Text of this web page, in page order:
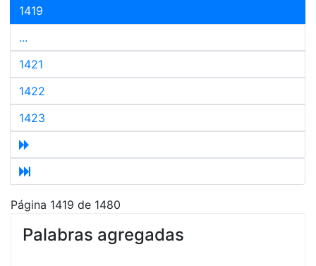
1419
...
1421
1422
1423
Página 1419 de 1480
Palabras agregadas